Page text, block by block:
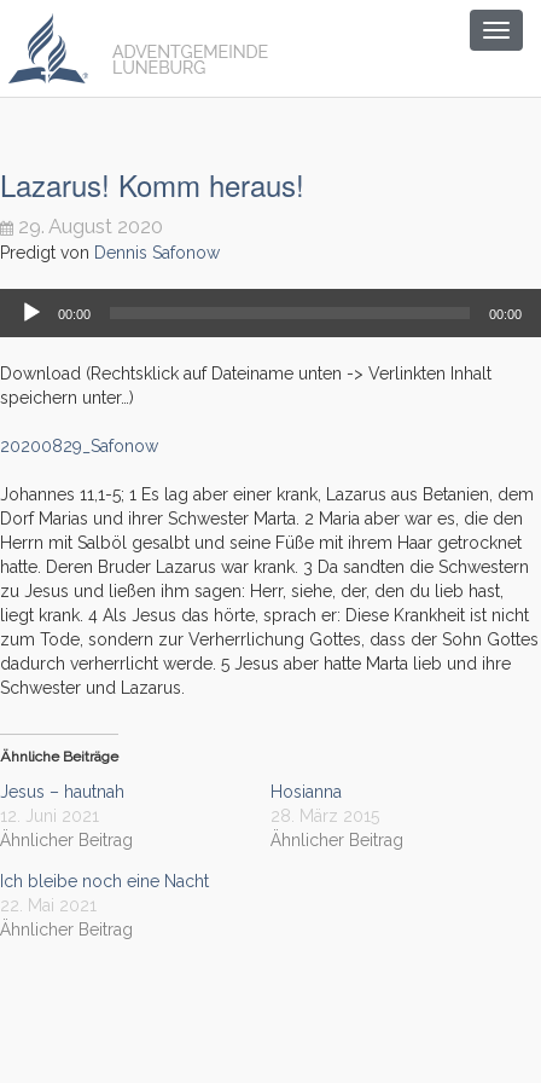
Lazarus! Komm heraus!
29. August 2020
Predigt von Dennis Safonow
Audio-
Player
00:00 00:00
Download (Rechtsklick auf Dateiname unten -> Verlinkten Inhalt
speichern unter…)
20200829_Safonow
Johannes 11,1-5; 1 Es lag aber einer krank, Lazarus aus Betanien, dem
Dorf Marias und ihrer Schwester Marta. 2 Maria aber war es, die den
Herrn mit Salböl gesalbt und seine Füße mit ihrem Haar getrocknet
hatte. Deren Bruder Lazarus war krank. 3 Da sandten die Schwestern
zu Jesus und ließen ihm sagen: Herr, siehe, der, den du lieb hast,
liegt krank. 4 Als Jesus das hörte, sprach er: Diese Krankheit ist nicht
zum Tode, sondern zur Verherrlichung Gottes, dass der Sohn Gottes
dadurch verherrlicht werde. 5 Jesus aber hatte Marta lieb und ihre
Schwester und Lazarus.
Ähnliche Beiträge
Jesus – hautnah
12. Juni 2021
Ähnlicher Beitrag
Hosianna
28. März 2015
Ähnlicher Beitrag
Ich bleibe noch eine Nacht
22. Mai 2021
Ähnlicher Beitrag